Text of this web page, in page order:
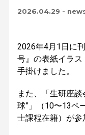
2026.04.29 -
2026年4月1日に
号』の表紙イラ
手掛けました。
また、「生研座
球”」（10〜13ペ
士課程在籍）が参